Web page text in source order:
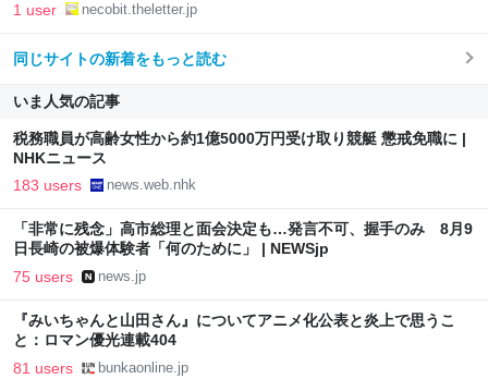
1 user necobit.theletter.jp
同じサイトの新着をもっと読む
いま人気の記事
税務職員が高齢女性から約1億5000万円受け取り競艇 懲戒免職に |
NHKニュース
183 users news.web.nhk
「非常に残念」高市総理と面会決定も…発言不可、握手のみ 8月9
日長崎の被爆体験者「何のために」 | NEWSjp
75 users news.jp
『みいちゃんと山田さん』についてアニメ化公表と炎上で思うこ
と：ロマン優光連載404
81 users bunkaonline.jp